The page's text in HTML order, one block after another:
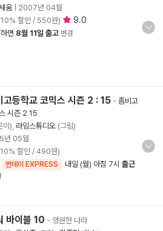
움
2007년 04월
할인 / 550원) 9.0
면 8월 11일 출고 변경
등학교 코믹스 시즌 2 : 15 - 좀비고
시즌 2 15
이), 라임스튜디오 (그림)
년 05월
할인 / 490원)
썬데이 EXPRESS 내일 (월) 아침 7시 출근
바이블 10 - 영원한 나라